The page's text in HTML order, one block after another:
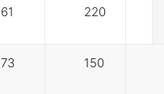
61 220
73 150